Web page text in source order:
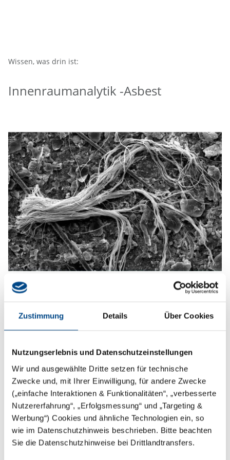
Zustimmung Details Über Cookies
Nutzungserlebnis und Datenschutzeinstellungen
Wir und ausgewählte Dritte setzen für technische
Zwecke und, mit Ihrer Einwilligung, für andere Zwecke
(„einfache Interaktionen & Funktionalitäten“, „verbesserte
Nutzererfahrung“, „Erfolgsmessung“ und „Targeting &
Werbung“) Cookies und ähnliche Technologien ein, so
wie im Datenschutzhinweis beschrieben. Bitte beachten
Sie die Datenschutzhinweise bei Drittlandtransfers.
Wissen, was drin ist:
Innenraumanalytik -Asbest
Analytik asbesthaltiger Produkte
Früher wurde Asbest in einer Vielzahl von Materialien
in der Bauwirtschaft eingesetzt. Wegen seiner
zwischen 1950 und 1990 reichliche Verwendung. Die
damit verbundenen Baustoffe setzen bei der
Bearbeitung nachweislich krebserregende Fasern frei.
Die Herstellung und Verwendung von Asbest ist heute
in der EU und in Österreich seit 1990 verboten. Jedoch
ist ein hoher Prozentsatz der krebserzeugenden
Materialien noch immer in Gebäuden und Anlagen zu